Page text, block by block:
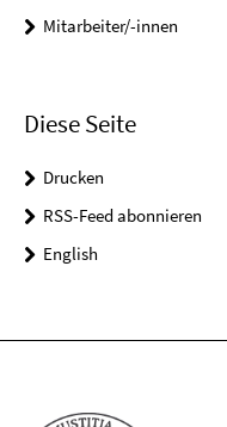
Mitarbeiter/-innen
Diese Seite
Drucken
RSS-Feed abonnieren
English